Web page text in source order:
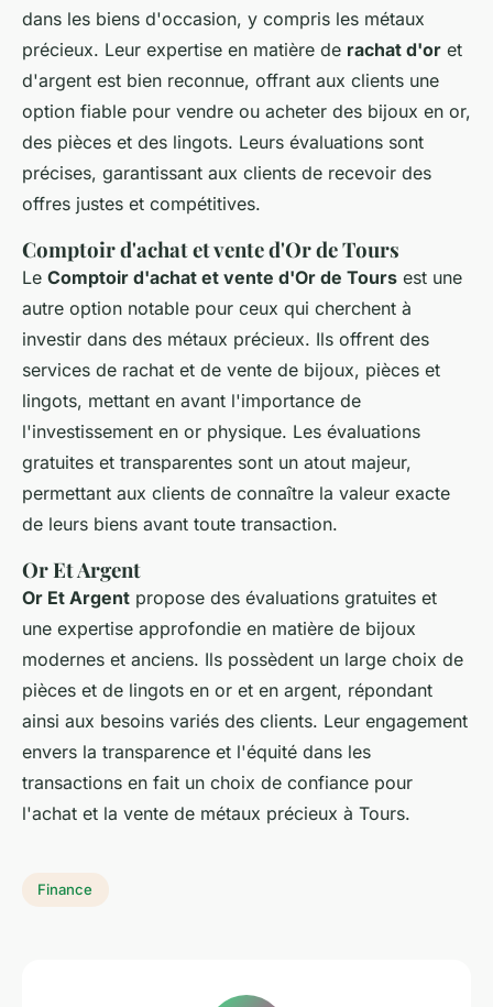
dans les biens d'occasion, y compris les métaux
précieux. Leur expertise en matière de rachat d'or et
d'argent est bien reconnue, offrant aux clients une
option fiable pour vendre ou acheter des bijoux en or,
des pièces et des lingots. Leurs évaluations sont
précises, garantissant aux clients de recevoir des
offres justes et compétitives.
Comptoir d'achat et vente d'Or de Tours
Le Comptoir d'achat et vente d'Or de Tours est une
autre option notable pour ceux qui cherchent à
investir dans des métaux précieux. Ils offrent des
services de rachat et de vente de bijoux, pièces et
lingots, mettant en avant l'importance de
l'investissement en or physique. Les évaluations
gratuites et transparentes sont un atout majeur,
permettant aux clients de connaître la valeur exacte
de leurs biens avant toute transaction.
Or Et Argent
Or Et Argent propose des évaluations gratuites et
une expertise approfondie en matière de bijoux
modernes et anciens. Ils possèdent un large choix de
pièces et de lingots en or et en argent, répondant
ainsi aux besoins variés des clients. Leur engagement
envers la transparence et l'équité dans les
transactions en fait un choix de confiance pour
l'achat et la vente de métaux précieux à Tours.
Finance